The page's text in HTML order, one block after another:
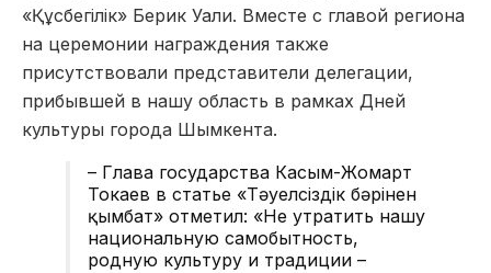
«Құсбегілік» Берик Уали. Вместе с главой региона
на церемонии награждения также
присутствовали представители делегации,
прибывшей в нашу область в рамках Дней
культуры города Шымкента.
– Глава государства Касым-Жомарт
Токаев в статье «Тәуелсіздік бәрінен
қымбат» отметил: «Не утратить нашу
национальную самобытность,
родную культуру и традиции –